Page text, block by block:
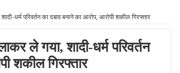
धर्म परिवर्तन का दबाव बनाने का आरोप, आरोपी शकील गिरफ्तार
ले गया, शादी-धर्म परिवर्तन
शकील गिरफ्तार